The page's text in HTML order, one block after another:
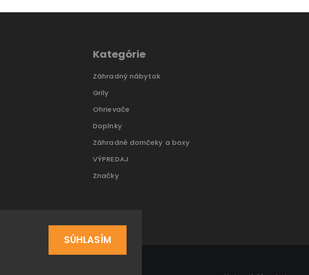
SÚHLASÍM
Kategórie
Záhradný nábytok
Grily
Ohrievače
Doplnky
Záhradné domčeky a boxy
VÝPREDAJ
Značky